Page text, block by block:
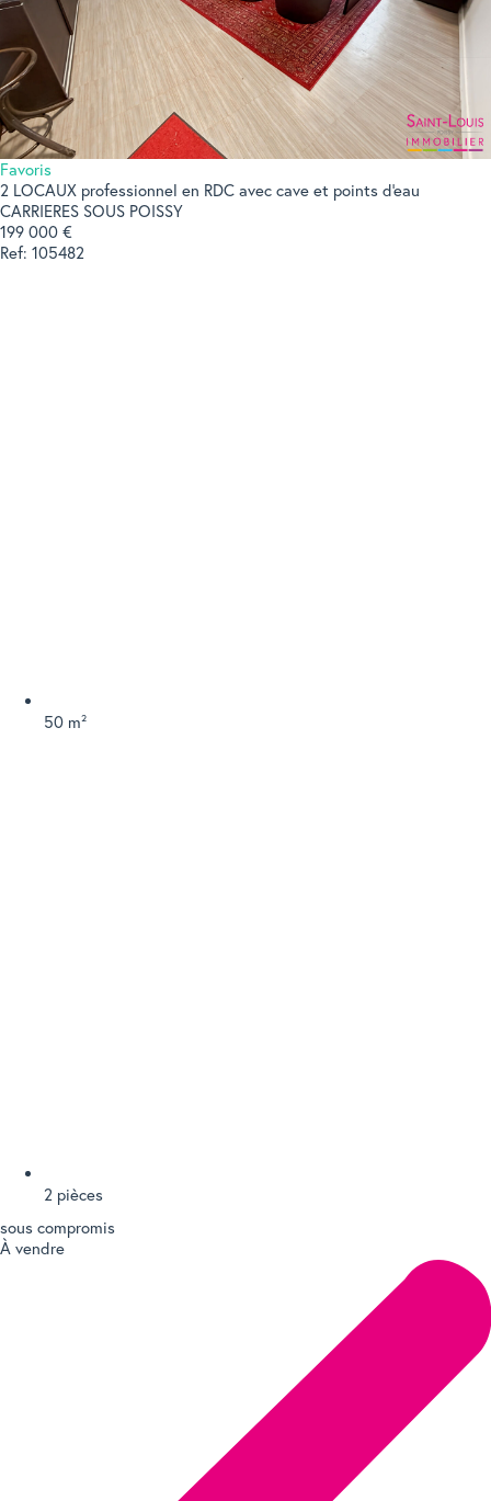
Favoris
2 LOCAUX professionnel en RDC avec cave et points d'eau
CARRIERES SOUS POISSY
199 000 €
Ref: 105482
50 m²
2 pièces
sous compromis
À vendre